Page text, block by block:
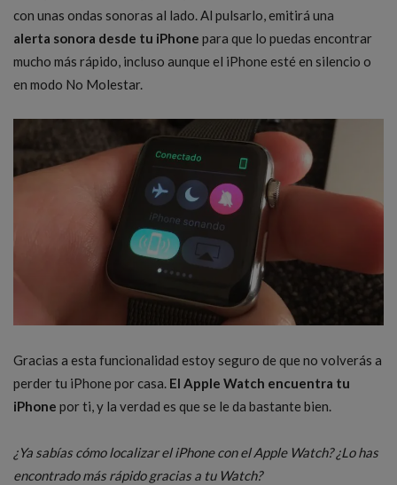
con unas ondas sonoras al lado. Al pulsarlo, emitirá una
alerta sonora desde tu iPhone para que lo puedas encontrar
mucho más rápido, incluso aunque el iPhone esté en silencio o
en modo No Molestar.
Gracias a esta funcionalidad estoy seguro de que no volverás a
perder tu iPhone por casa. El Apple Watch encuentra tu
iPhone por ti, y la verdad es que se le da bastante bien.
¿Ya sabías cómo localizar el iPhone con el Apple Watch? ¿Lo has
encontrado más rápido gracias a tu Watch?